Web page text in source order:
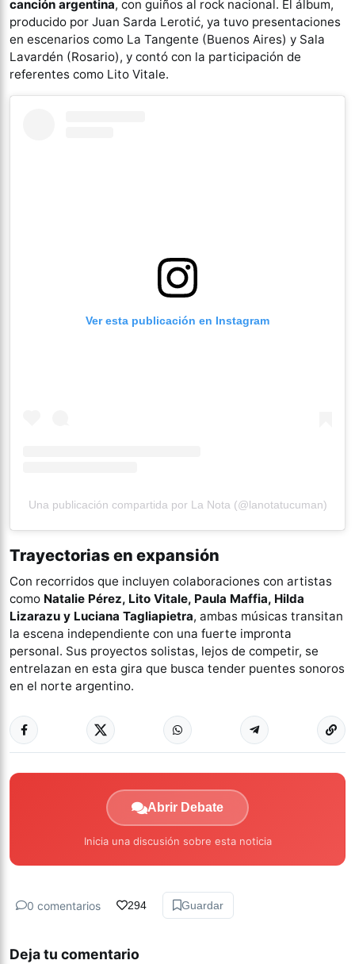
canción argentina, con guiños al rock nacional. El álbum,
producido por Juan Sarda Lerotić, ya tuvo presentaciones
en escenarios como La Tangente (Buenos Aires) y Sala
Lavardén (Rosario), y contó con la participación de
referentes como Lito Vitale.
Ver esta publicación en Instagram
Una publicación compartida por La Nota (@lanotatucuman)
Trayectorias en expansión
Con recorridos que incluyen colaboraciones con artistas
como Natalie Pérez, Lito Vitale, Paula Maffia, Hilda
Lizarazu y Luciana Tagliapietra, ambas músicas transitan
la escena independiente con una fuerte impronta
personal. Sus proyectos solistas, lejos de competir, se
entrelazan en esta gira que busca tender puentes sonoros
en el norte argentino.
Abrir Debate
Inicia una discusión sobre esta noticia
0 comentarios 294 Guardar
Deja tu comentario